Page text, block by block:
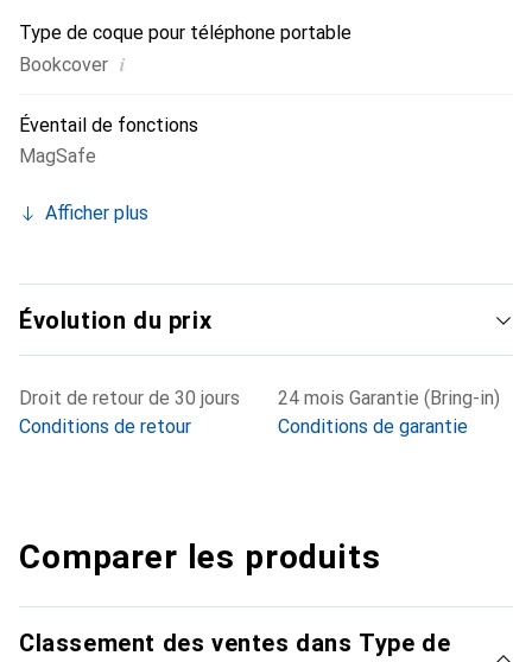
Type de coque pour téléphone portable
Bookcover i
Éventail de fonctions
MagSafe
Afficher plus
Évolution du prix
Droit de retour de 30 jours
Conditions de retour
24 mois Garantie (Bring-in)
Conditions de garantie
Comparer les produits
Classement des ventes dans Type de